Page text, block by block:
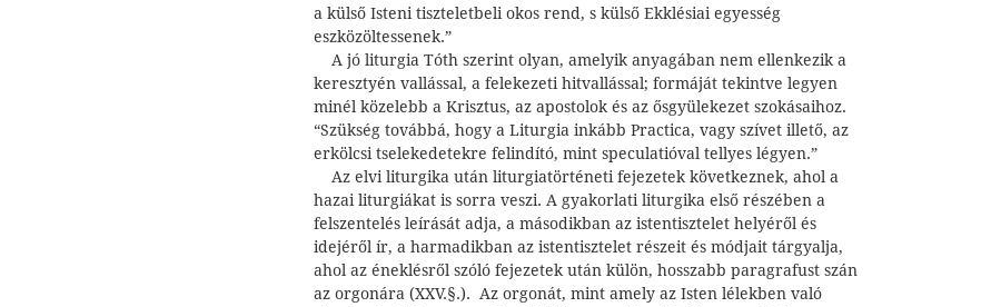
a külső Isteni tiszteletbeli okos rend, s külső Ekklésiai egyesség
eszközöltessenek.”
A jó liturgia Tóth szerint olyan, amelyik anyagában nem ellenkezik a
keresztyén vallással, a felekezeti hitvallással; formáját tekintve legyen
minél közelebb a Krisztus, az apostolok és az ősgyülekezet szokásaihoz.
“Szükség továbbá, hogy a Liturgia inkább Practica, vagy szívet illető, az
erkölcsi tselekedetekre felindító, mint speculatióval tellyes légyen.”
Az elvi liturgika után liturgiatörténeti fejezetek következnek, ahol a
hazai liturgiákat is sorra veszi. A gyakorlati liturgika első részében a
felszentelés leírását adja, a másodikban az istentisztelet helyéről és
idejéről ír, a harmadikban az istentisztelet részeit és módjait tárgyalja,
ahol az éneklésről szóló fejezetek után külön, hosszabb paragrafust szán
az orgonára (XXV.§.). Az orgonát, mint amely az Isten lélekben való